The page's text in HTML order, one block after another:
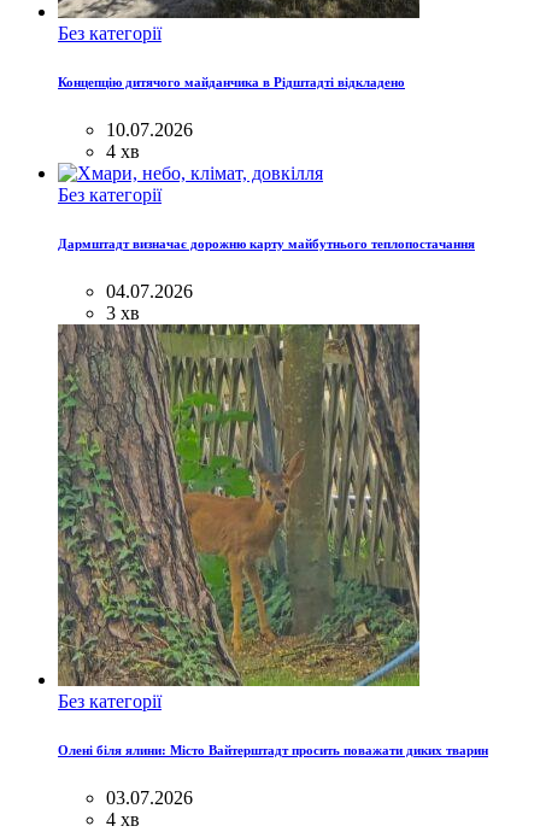
Без категорії
Концепцію дитячого майданчика в Рідштадті відкладено
10.07.2026
4 хв
Без категорії
Дармштадт визначає дорожню карту майбутнього теплопостачання
04.07.2026
3 хв
Без категорії
Олені біля ялини: Місто Вайтерштадт просить поважати диких тварин
03.07.2026
4 хв